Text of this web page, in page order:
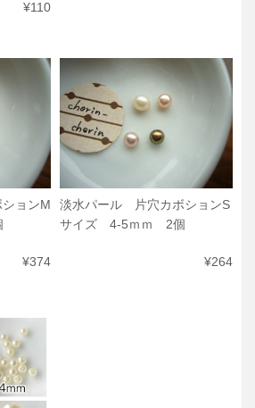
¥110
ョンM
¥374
淡水パール 片穴カボションS
サイズ 4-5ｍｍ 2個
¥264